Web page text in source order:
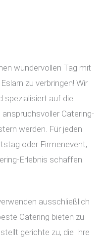
wundervollen Tag mit
zu verbringen! Wir
spezialisiert auf die
Catering-
werden. Für jeden
oder Firmenevent,
Erlebnis schaffen.
ausschließlich
Catering bieten zu
gerichte zu, die Ihre